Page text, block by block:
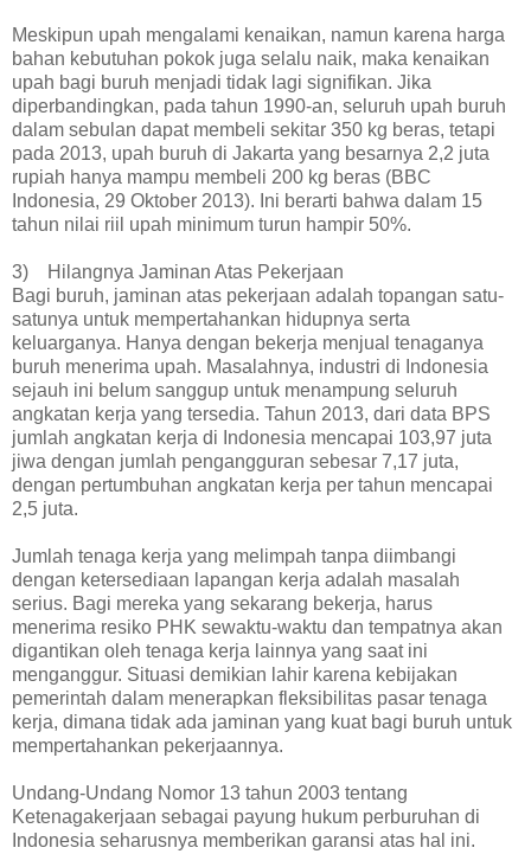
Meskipun upah mengalami kenaikan, namun karena harga
bahan kebutuhan pokok juga selalu naik, maka kenaikan
upah bagi buruh menjadi tidak lagi signifikan. Jika
diperbandingkan, pada tahun 1990-an, seluruh upah buruh
dalam sebulan dapat membeli sekitar 350 kg beras, tetapi
pada 2013, upah buruh di Jakarta yang besarnya 2,2 juta
rupiah hanya mampu membeli 200 kg beras (BBC
Indonesia, 29 Oktober 2013). Ini berarti bahwa dalam 15
tahun nilai riil upah minimum turun hampir 50%.
3) Hilangnya Jaminan Atas Pekerjaan
Bagi buruh, jaminan atas pekerjaan adalah topangan satu-
satunya untuk mempertahankan hidupnya serta
keluarganya. Hanya dengan bekerja menjual tenaganya
buruh menerima upah. Masalahnya, industri di Indonesia
sejauh ini belum sanggup untuk menampung seluruh
angkatan kerja yang tersedia. Tahun 2013, dari data BPS
jumlah angkatan kerja di Indonesia mencapai 103,97 juta
jiwa dengan jumlah pengangguran sebesar 7,17 juta,
dengan pertumbuhan angkatan kerja per tahun mencapai
2,5 juta.
Jumlah tenaga kerja yang melimpah tanpa diimbangi
dengan ketersediaan lapangan kerja adalah masalah
serius. Bagi mereka yang sekarang bekerja, harus
menerima resiko PHK sewaktu-waktu dan tempatnya akan
digantikan oleh tenaga kerja lainnya yang saat ini
menganggur. Situasi demikian lahir karena kebijakan
pemerintah dalam menerapkan fleksibilitas pasar tenaga
kerja, dimana tidak ada jaminan yang kuat bagi buruh untuk
mempertahankan pekerjaannya.
Undang-Undang Nomor 13 tahun 2003 tentang
Ketenagakerjaan sebagai payung hukum perburuhan di
Indonesia seharusnya memberikan garansi atas hal ini.